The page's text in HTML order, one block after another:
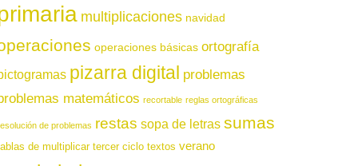
multiplicaciones navidad
operaciones básicas ortografía
pizarra digital problemas
matemáticos recortable reglas ortográficas
de problemas restas sopa de letras sumas
de multiplicar tercer ciclo textos verano